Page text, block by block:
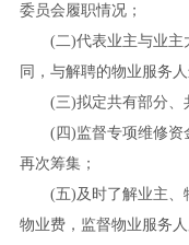
委员会履职情况；
( 二)代表业主与业主
同，与解聘的物业服务人
(三)拟定共有部分、
( 四)监督专项维修资
再次筹集；
(五)及时了解业主、
物业费，监督物业服务